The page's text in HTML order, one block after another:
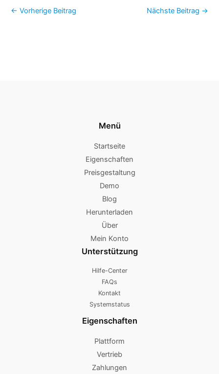
← Vorherige Beitrag Nächste Beitrag →
Menü
Startseite
Eigenschaften
Preisgestaltung
Demo
Blog
Herunterladen
Über
Mein Konto
Unterstützung
Hilfe-Center
FAQs
Kontakt
Systemstatus
Eigenschaften
Plattform
Vertrieb
Zahlungen